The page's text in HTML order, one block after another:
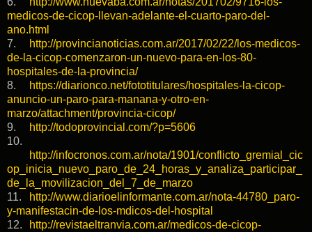
medicos-de-cicop-llevan-adelante-el-cuarto-paro-del-
ano.html
7.
http://provincianoticias.com.ar/2017/02/22/los-medicos-
de-la-cicop-comenzaron-un-nuevo-para-en-los-80-
hospitales-de-la-provincia/
8.
https://diarionco.net/fototitulares/hospitales-la-cicop-
anuncio-un-paro-para-manana-y-otro-en-
marzo/attachment/provincia-cicop/
9.
http://todoprovincial.com/?p=5606
10.
http://infocronos.com.ar/nota/1901/conflicto_gremial_cic
op_inicia_nuevo_paro_de_24_horas_y_analiza_participar_
de_la_movilizacion_del_7_de_marzo
11.
http://www.diarioelinformante.com.ar/nota-44780_paro-
y-manifestacin-de-los-mdicos-del-hospital
12.
http://revistaeltranvia.com.ar/medicos-de-cicop-